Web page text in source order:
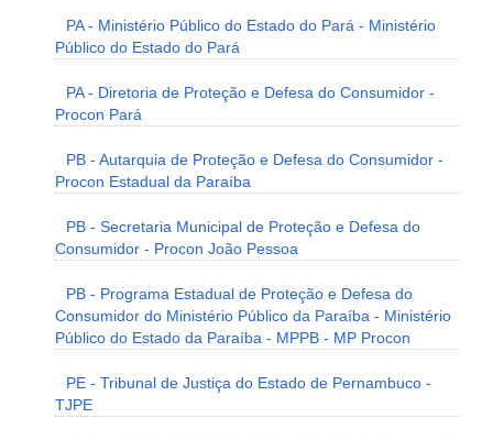
PA - Ministério Público do Estado do Pará - Ministério
Público do Estado do Pará
PA - Diretoria de Proteção e Defesa do Consumidor -
Procon Pará
PB - Autarquia de Proteção e Defesa do Consumidor -
Procon Estadual da Paraíba
PB - Secretaria Municipal de Proteção e Defesa do
Consumidor - Procon João Pessoa
PB - Programa Estadual de Proteção e Defesa do
Consumidor do Ministério Público da Paraíba - Ministério
Público do Estado da Paraíba - MPPB - MP Procon
PE - Tribunal de Justiça do Estado de Pernambuco -
TJPE